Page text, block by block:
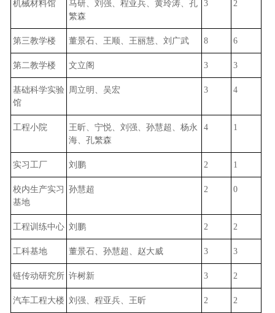
机械材料馆
马研、刘强、程亚兵、黄玲涛、孔
繁森
3 2
第三教学楼 董景石、王顺、王丽慧、刘广武 8 6
第二教学楼 文立阁 3 3
基础科学实验
馆
周立明、吴宏 3 4
工程小院
王昕、宁悦、刘强、孙慧超、杨永
海、孔繁森
4 1
实习工厂 刘鹏 2 1
校内生产实习
基地
孙慧超 2 0
工程训练中心 刘鹏 2 2
工科基地 董景石、孙慧超、赵大威 3 3
链传动研究所 许树新 3 2
汽车工程大楼 刘强、程亚兵、王昕 2 2